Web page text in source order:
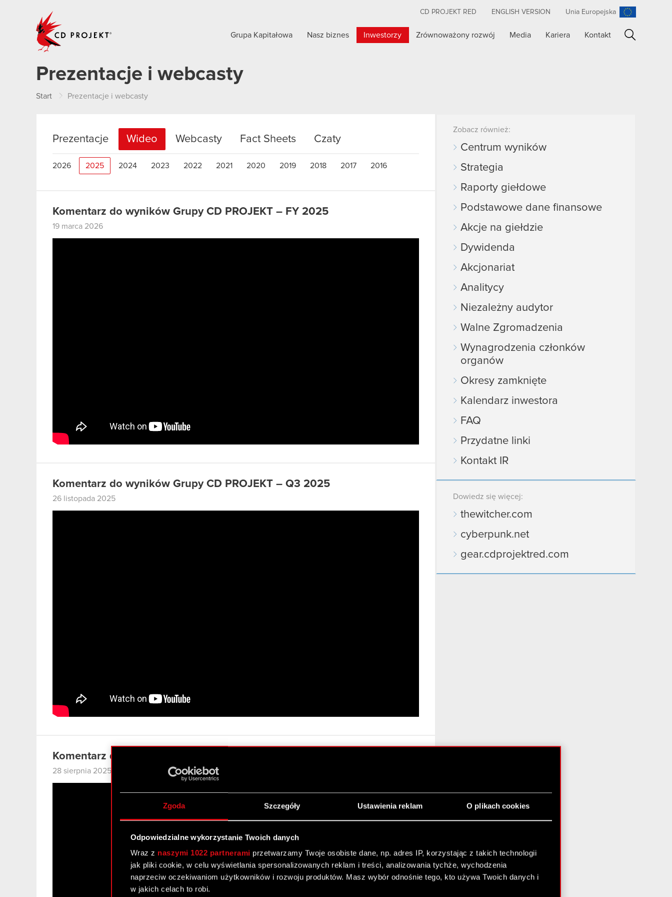
Zgoda Szczegóły Ustawienia reklam O plikach cookies
Odpowiedzialne wykorzystanie Twoich danych
Wraz z naszymi 1022 partnerami przetwarzamy Twoje osobiste dane, np. adres IP, korzystając z takich technologii
jak pliki cookie, w celu wyświetlania spersonalizowanych reklam i treści, analizowania tychże, wychodzenia
naprzeciw oczekiwaniom użytkowników i rozwoju produktów. Masz wybór odnośnie tego, kto używa Twoich danych i
w jakich celach to robi.
CD PROJEKT RED ENGLISH VERSION Unia Europejska
Grupa Kapitałowa Nasz biznes Inwestorzy Zrównoważony rozwój Media Kariera Kontakt
Prezentacje i webcasty
Start Prezentacje i webcasty
Prezentacje Wideo Webcasty Fact Sheets Czaty
2026 2025 2024 2023 2022 2021 2020 2019 2018 2017 2016
Komentarz do wyników Grupy CD PROJEKT – FY 2025
19 marca 2026
Komentarz do wyników Grupy CD PROJEKT – Q3 2025
26 listopada 2025
Komentarz do wyników Grupy CD PROJEKT – H1 2025
28 sierpnia 2025
Zobacz również:
Centrum wyników
Strategia
Raporty giełdowe
Podstawowe dane finansowe
Akcje na giełdzie
Dywidenda
Akcjonariat
Analitycy
Niezależny audytor
Walne Zgromadzenia
Wynagrodzenia członków
organów
Okresy zamknięte
Kalendarz inwestora
FAQ
Przydatne linki
Kontakt IR
Dowiedz się więcej:
thewitcher.com
cyberpunk.net
gear.cdprojektred.com